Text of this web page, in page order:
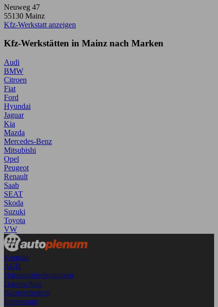
Neuweg 47
55130 Mainz
Kfz-Werkstatt anzeigen
Kfz-Werkstätten in Mainz nach Marken
Audi
BMW
Citroen
Fiat
Ford
Hyundai
Jaguar
Kia
Mazda
Mercedes-Benz
Mitsubishi
Opel
Peugeot
Renault
Saab
SEAT
Skoda
Suzuki
Toyota
VW
Kontakt
AGB
Nutzungsbedingungen
Datenschutz
Barrierefreiheit
Impressum